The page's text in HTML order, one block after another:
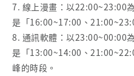
7. 線上漫畫：以22:00~23:00
是「16:00~17:00、
8. 通訊軟體：以23:00~00:00
是「13:00~14:00、
峰的時段。